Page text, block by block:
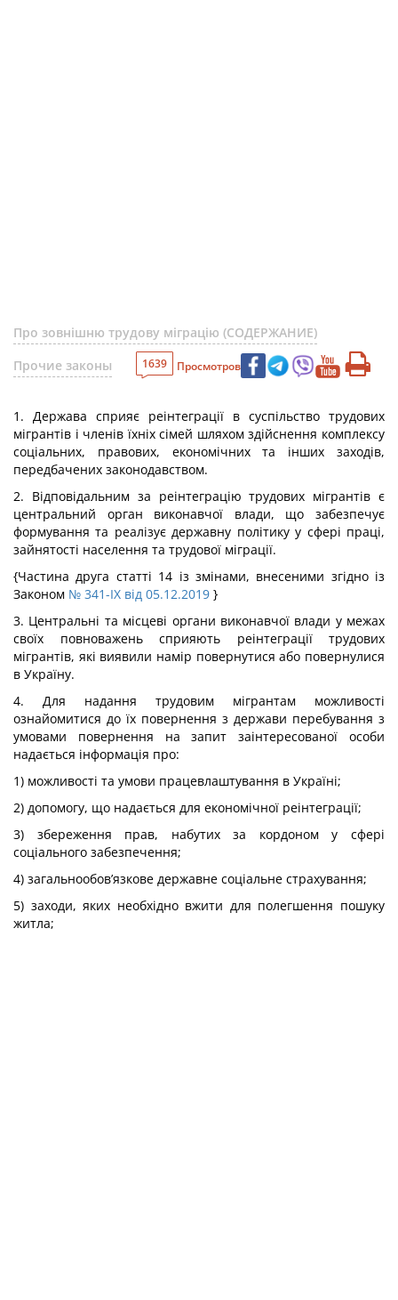
Про зовнішню трудову міграцію (СОДЕРЖАНИЕ)
Прочие законы
1639 Просмотров
1. Держава сприяє реінтеграції в суспільство трудових
мігрантів і членів їхніх сімей шляхом здійснення комплексу
соціальних, правових, економічних та інших заходів,
передбачених законодавством.
2. Відповідальним за реінтеграцію трудових мігрантів є
центральний орган виконавчої влади, що забезпечує
формування та реалізує державну політику у сфері праці,
зайнятості населення та трудової міграції.
{Частина друга статті 14 із змінами, внесеними згідно із
Законом № 341-IX від 05.12.2019 }
3. Центральні та місцеві органи виконавчої влади у межах
своїх повноважень сприяють реінтеграції трудових
мігрантів, які виявили намір повернутися або повернулися
в Україну.
4. Для надання трудовим мігрантам можливості
ознайомитися до їх повернення з держави перебування з
умовами повернення на запит заінтересованої особи
надається інформація про:
1) можливості та умови працевлаштування в Україні;
2) допомогу, що надається для економічної реінтеграції;
3) збереження прав, набутих за кордоном у сфері
соціального забезпечення;
4) загальнообов’язкове державне соціальне страхування;
5) заходи, яких необхідно вжити для полегшення пошуку
житла;